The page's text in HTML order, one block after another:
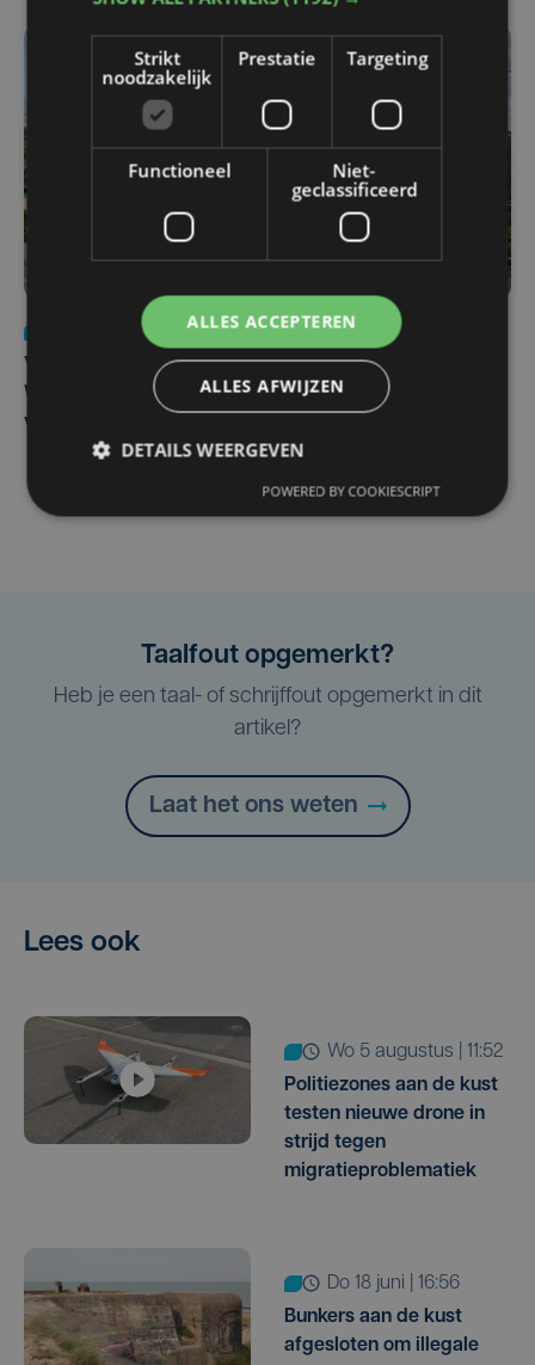
wo 5 augustus | 11:57
Vier Oostendse gynaecologen versterken dienst in AZ
West, dat ook een nieuwe voltijdse gynaecoloog
verwelkomt
Taalfout opgemerkt?
Heb je een taal- of schrijffout opgemerkt in dit
artikel?
Laat het ons weten
Lees ook
wo 5 augustus | 11:52
Politiezones aan de kust
testen nieuwe drone in
strijd tegen
migratieproblematiek
do 18 juni | 16:56
Bunkers aan de kust
afgesloten om illegale
Strikt
noodzakelijk
Prestatie Targeting
Functioneel
Niet-
geclassificeerd
ALLES ACCEPTEREN
ALLES AFWIJZEN
DETAILS WEERGEVEN
POWERED BY COOKIESCRIPT